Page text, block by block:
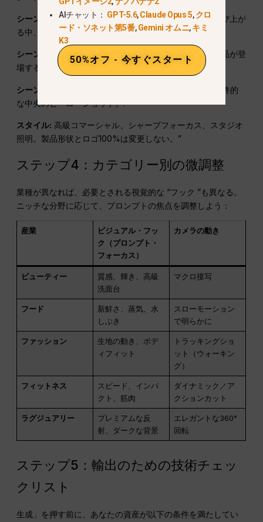
シーン2
光によって質感やデザインのディテールが浮かび上が
る中、カメラはゆっくりと旋回する。.
シーン3
にインスパイアされたライフスタイルの中に商品が登
場する。
画像2
シーン4
ソフトな輝きときれいなネガスペースがある最終的
な中央のヒーローショット。.
スタイル: 高級コマーシャル、シャープフォーカス、スタジオ
照明。製品形状とロゴ100%は変更しない。”
ステップ4：カテゴリー別の微調整
業種が異なれば、必要とされる視覚的な “フック ”も異なる。
ニッチな分野に応じて、プロンプトの焦点を調整しよう：
産業
ビジュアル・フッ
ク（プロンプト・
フォーカス）
カメラの動き
ビューティー
質感、輝き、高級
洗面台
マクロ接写
フード
新鮮さ、蒸気、水
しぶき
スローモーション
で明らかに
ファッション
生地の動き、ボデ
ィフィット
トラッキングショ
ット（ウォーキン
グ）
フィットネス
スピード、インパ
クト、筋肉
ダイナミック／ア
クションカット
ラグジュアリー
プレミアムな反
射、ダークな背景
エレガントな360°
回転
ステップ5：輸出のための技術チェッ
クリスト
生成」を押す前に、あなたの資産が以下の条件を満たしてい
AIチャット： GPT-5.6,Claude Opus 5,クロ
ード・ソネット第5番,Gemini オムニ,キミ
K3
50%オフ - 今すぐスタート